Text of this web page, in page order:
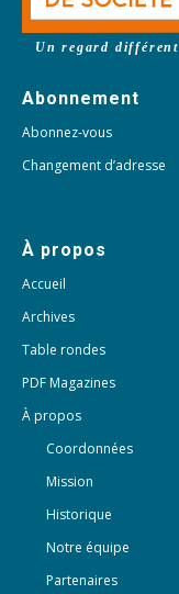
Un regard différent
Abonnement
Abonnez-vous
Changement d’adresse
À propos
Accueil
Archives
Table rondes
PDF Magazines
À propos
Coordonnées
Mission
Historique
Notre équipe
Partenaires